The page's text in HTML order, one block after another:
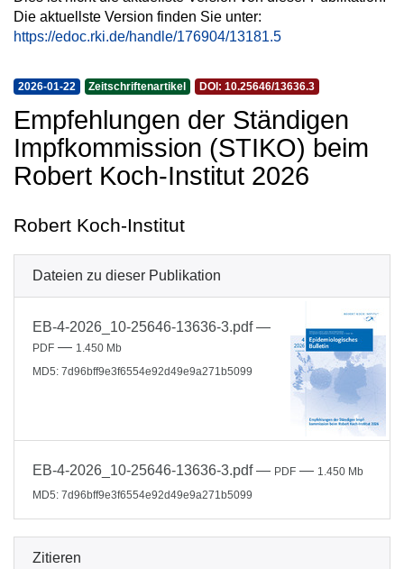
Die aktuellste Version finden Sie unter:
https://edoc.rki.de/handle/176904/13181.5
2026-01-22 Zeitschriftenartikel DOI: 10.25646/13636.3
Empfehlungen der Ständigen
Impfkommission (STIKO) beim
Robert Koch-Institut 2026
Robert Koch-Institut
Dateien zu dieser Publikation
EB-4-2026_10-25646-13636-3.pdf—
PDF — 1.450 Mb
MD5: 7d96bff9e3f6554e92d49e9a271b5099
EB-4-2026_10-25646-13636-3.pdf— PDF — 1.450 Mb
MD5: 7d96bff9e3f6554e92d49e9a271b5099
Zitieren